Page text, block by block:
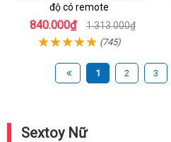
độ có remote
840.000₫ 1.313.000₫
(745)
1 2 3
Sextoy Nữ